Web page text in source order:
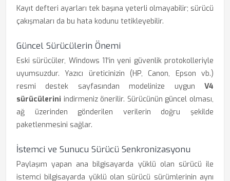
Kayıt defteri ayarları tek başına yeterli olmayabilir; sürücü
çakışmaları da bu hata kodunu tetikleyebilir.
Güncel Sürücülerin Önemi
Eski sürücüler, Windows 11'in yeni güvenlik protokolleriyle
uyumsuzdur. Yazıcı üreticinizin (HP, Canon, Epson vb.)
resmi destek sayfasından modelinize uygun V4
sürücülerini indirmeniz önerilir. Sürücünün güncel olması,
ağ üzerinden gönderilen verilerin doğru şekilde
paketlenmesini sağlar.
İstemci ve Sunucu Sürücü Senkronizasyonu
Paylaşım yapan ana bilgisayarda yüklü olan sürücü ile
istemci bilgisayarda yüklü olan sürücü sürümlerinin aynı